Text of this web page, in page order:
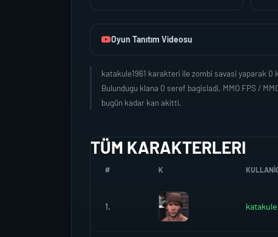
Oyun Tanıtım Videosu
katakule1961 karakteri ile zombi savasi yaparak
Bulundugu klana 0 seref bagisladi, MMO FPS /
bugün kadar kan akitti.
TÜM KARAKTERLERI
# K
1. katakule